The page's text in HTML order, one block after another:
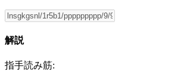
解説
指手読み筋: